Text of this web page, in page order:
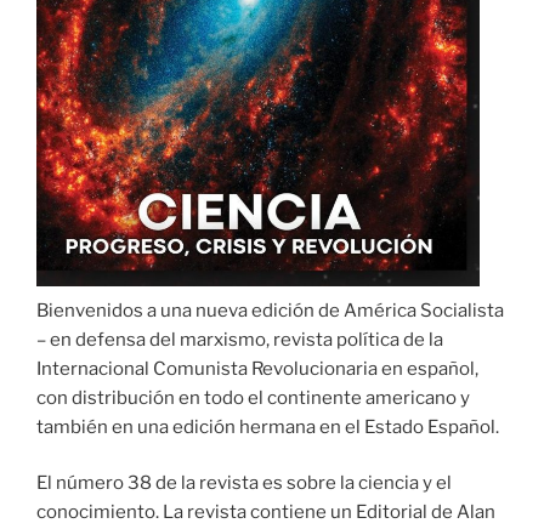
Bienvenidos a una nueva edición de América Socialista
– en defensa del marxismo, revista política de la
Internacional Comunista Revolucionaria en español,
con distribución en todo el continente americano y
también en una edición hermana en el Estado Español.
El número 38 de la revista es sobre la ciencia y el
conocimiento. La revista contiene un Editorial de Alan